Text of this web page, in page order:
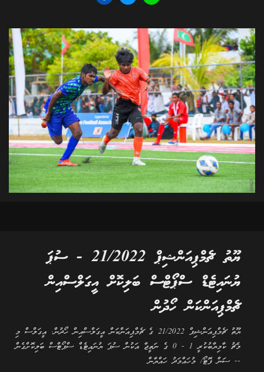
ޔޫތު ޗެމްޕިއަންޝިޕް 21/2022 - ސުޕަ
ޔުނައިޓެޑް ސްޕޯޓްސް ބަލިކޮށް އީގަލްސްއިން
ޗެމްޕިއަންކަން ހޯދުން
ޔޫތު ޗެމްޕިއަންޝިޕް 21/2022 ގެ ޗެމްޕިއަންކަން އީގަލްސްއިން ހޯދުން. އީގަލްސް މި
މެޗު ކާމިޔާބުކުރީ 1 - 0 ގެ ނަތީޖާ އަކުން ސުޕަ ޔުނައިޓެޑް ސްޕޯޓްސް ބަލިކޮށްގެން
-- ސަން ފޮޓޯ/ މުހައްމަދު ހައްޔާން